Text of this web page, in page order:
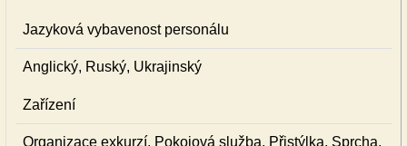
Jazyková vybavenost personálu
Anglický, Ruský, Ukrajinský
Zařízení
Organizace exkurzí, Pokojová služba, Přistýlka, Sprcha,